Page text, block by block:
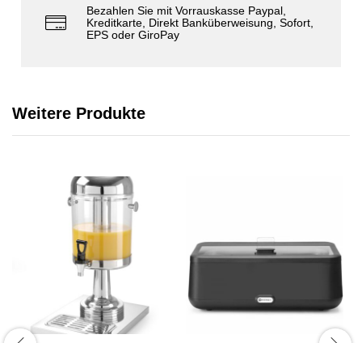
Bezahlen Sie mit Vorrauskasse Paypal,
Kreditkarte, Direkt Banküberweisung, Sofort,
EPS oder GiroPay
Weitere Produkte